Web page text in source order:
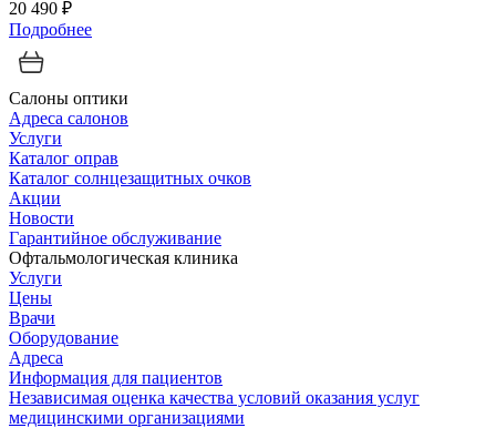
20 490 ₽
Подробнее
Салоны оптики
Адреса салонов
Услуги
Каталог оправ
Каталог солнцезащитных очков
Акции
Новости
Гарантийное обслуживание
Офтальмологическая клиника
Услуги
Цены
Врачи
Оборудование
Адреса
Информация для пациентов
Независимая оценка качества условий оказания услуг
медицинскими организациями